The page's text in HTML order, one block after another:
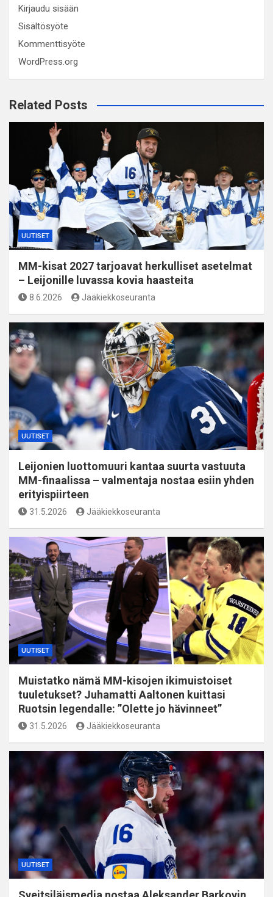
Kirjaudu sisään
Sisältösyöte
Kommenttisyöte
WordPress.org
Related Posts
UUTISET
MM-kisat 2027 tarjoavat herkulliset asetelmat
– Leijonille luvassa kovia haasteita
8.6.2026 Jääkiekkoseuranta
UUTISET
Leijonien luottomuuri kantaa suurta vastuuta
MM-finaalissa – valmentaja nostaa esiin yhden
erityispiirteen
31.5.2026 Jääkiekkoseuranta
UUTISET
Muistatko nämä MM-kisojen ikimuistoiset
tuuletukset? Juhamatti Aaltonen kuittasi
Ruotsin legendalle: ”Olette jo hävinneet”
31.5.2026 Jääkiekkoseuranta
UUTISET